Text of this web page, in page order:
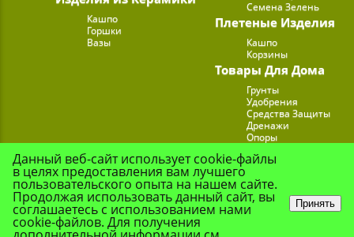
Кашпо
Горшки
Вазы
Семена Зелень
Плетеные Изделия
Кашпо
Корзины
Товары Для Дома
Грунты
Удобрения
Средства Защиты
Дренажи
Опоры
Подставки для Цветов
Данный веб-сайт использует cookie-файлы
в целях предоставления вам лучшего
пользовательского опыта на нашем сайте.
Продолжая использовать данный сайт, вы
соглашаетесь с использованием нами
cookie-файлов. Для получения
Принять